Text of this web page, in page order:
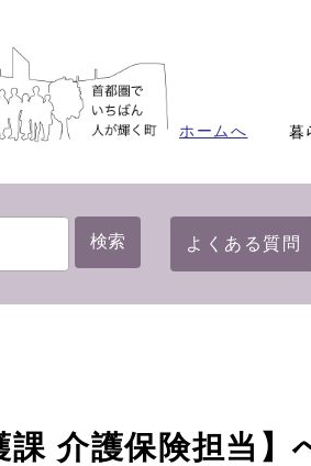
ホームへ 暮
検索 よくある質問
課 介護保険担当